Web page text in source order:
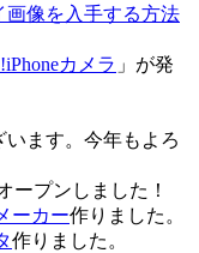
画像を入手する方法
カメラ 」が発
ます。今年もよろ
ープンしました！
ーカー作りました。
作りました。